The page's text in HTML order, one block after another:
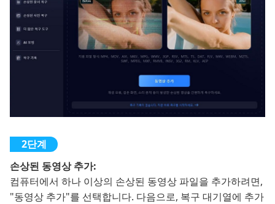
손상된 동영상 추가:
컴퓨터에서 하나 이상의 손상된 동영상 파일을 추가하려면,
"동영상 추가"를 선택합니다. 다음으로, 복구 대기열에 추가